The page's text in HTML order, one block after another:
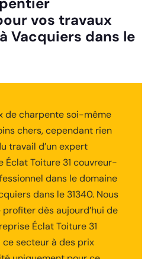
vos travaux
Vacquiers dans le
de charpente soi-même
chers, cependant rien
travail d’un expert
Éclat Toiture 31 couvreur-
dans le domaine
dans le 31340. Nous
dès aujourd’hui de
Éclat Toiture 31
secteur à des prix